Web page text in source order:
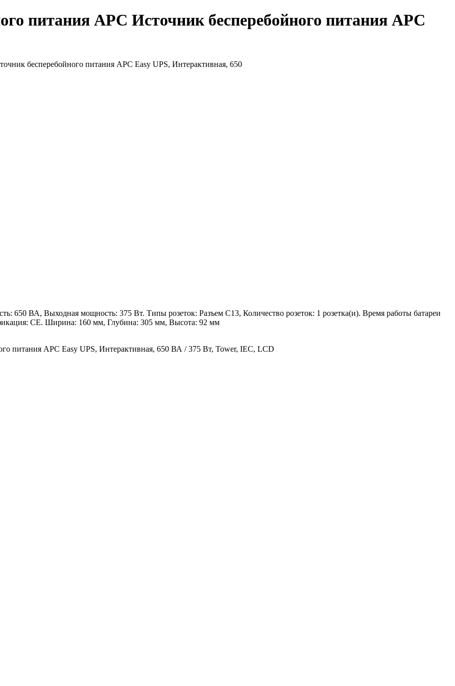
питания APC Источник бесперебойного питания APC
650 ВА, Выходная мощность: 375 Вт. Типы розеток: Разъем C13, Количество розеток: 1 розетка(и). Время работы батареи
CE. Ширина: 160 мм, Глубина: 305 мм, Высота: 92 мм
питания APC Easy UPS, Интерактивная, 650 ВА / 375 Вт, Tower, IEC, LCD